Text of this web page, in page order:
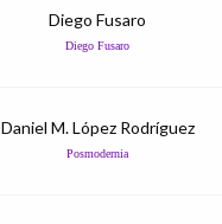
Diego Fusaro
Diego Fusaro
Daniel M. López Rodríguez
Posmodernia